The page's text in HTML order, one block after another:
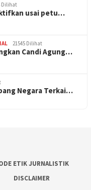
Dilihat
usai petu…
21545 Dilihat
Candi Agung…
Negara Terkai…
ETIK JURNALISTIK
DISCLAIMER